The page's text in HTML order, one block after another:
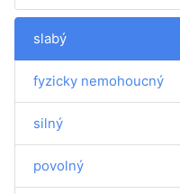
slabý
fyzicky nemohoucný
silný
povolný